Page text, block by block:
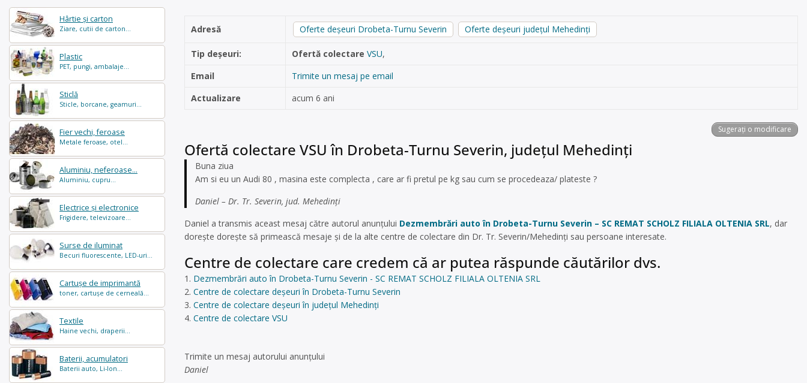
Hârtie și carton
Ziare, cutii de carton...
Plastic
PET, pungi, ambalaje...
Sticlă
Sticle, borcane, geamuri...
Fier vechi, feroase
Metale feroase, otel...
Aluminiu, neferoase...
Aluminiu, cupru...
Electrice și electronice
Frigidere, televizoare...
Surse de iluminat
Becuri fluorescente, LED-uri...
Cartușe de imprimantă
toner, cartușe de cerneală...
Textile
Haine vechi, draperii...
Baterii, acumulatori
Baterii auto, Li-Ion...
Adresă Oferte deșeuri Drobeta-Turnu Severin Oferte deșeuri județul Mehedinți
Tip deșeuri: Ofertă colectare VSU,
Email
Trimite un mesaj pe email
Actualizare
acum 6 ani
Sugerați o modificare
Ofertă colectare VSU în Drobeta-Turnu Severin, județul Mehedinți
Buna ziua
Am si eu un Audi 80 , masina este complecta , care ar fi pretul pe kg sau cum se procedeaza/ plateste ?
Daniel – Dr. Tr. Severin, jud. Mehedinți
Daniel a transmis aceast mesaj către autorul anunțului Dezmembrări auto în Drobeta-Turnu Severin – SC REMAT SCHOLZ FILIALA OLTENIA SRL, dar
dorește dorește să primească mesaje și de la alte centre de colectare din Dr. Tr. Severin/Mehedinți sau persoane interesate.
Centre de colectare care credem că ar putea răspunde căutărilor dvs.
Dezmembrări auto în Drobeta-Turnu Severin - SC REMAT SCHOLZ FILIALA OLTENIA SRL
Centre de colectare deșeuri în Drobeta-Turnu Severin
Centre de colectare deșeuri în județul Mehedinți
Centre de colectare VSU
Trimite un mesaj autorului anunţului
Daniel